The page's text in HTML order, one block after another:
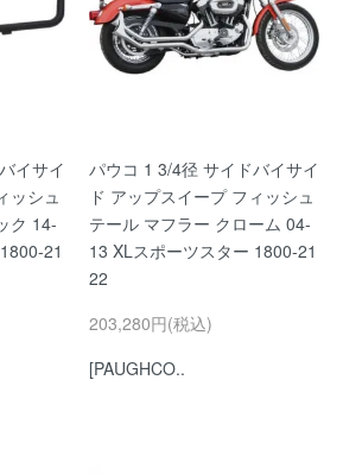
イサイ
ッシュ
ク 14-
21
パウコ 1 3/4径 サイドバイサイ
ド アップスイープ フィッシュ
テール マフラー クローム 04-
13 XLスポーツスター 1800-21
22
203,280円(税込)
[PAUGHCO..